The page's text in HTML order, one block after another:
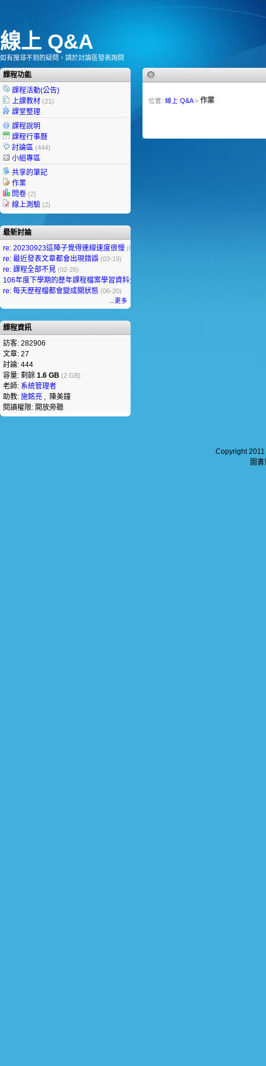
線上 Q&A
如有搜尋不到的疑問，請於討論區發表詢問
課程功能
課程活動(公告)
上課教材 (21)
課堂整理
課程說明
課程行事曆
討論區 (444)
小組專區
共享的筆記
作業
問卷 (2)
線上測驗 (2)
最新討論
re: 20230923這陣子覺得連線速度很慢 (09-25)
re: 最近發表文章都會出現錯誤 (03-19)
re: 課程全部不見 (02-26)
106年度下學期的歷年課程檔案學習資料全部不見了
re: 每天歷程檔都會變成關狀態 (06-20)
...更多
課程資訊
訪客: 282906
文章: 27
討論: 444
容量: 剩餘 1.6 GB (2 GB)
老師: 系統管理者
助教: 施銘亮 , 陳美鐘
閱讀權限: 開放旁聽
位置: 線上 Q&A> 作業
Copyright
圖